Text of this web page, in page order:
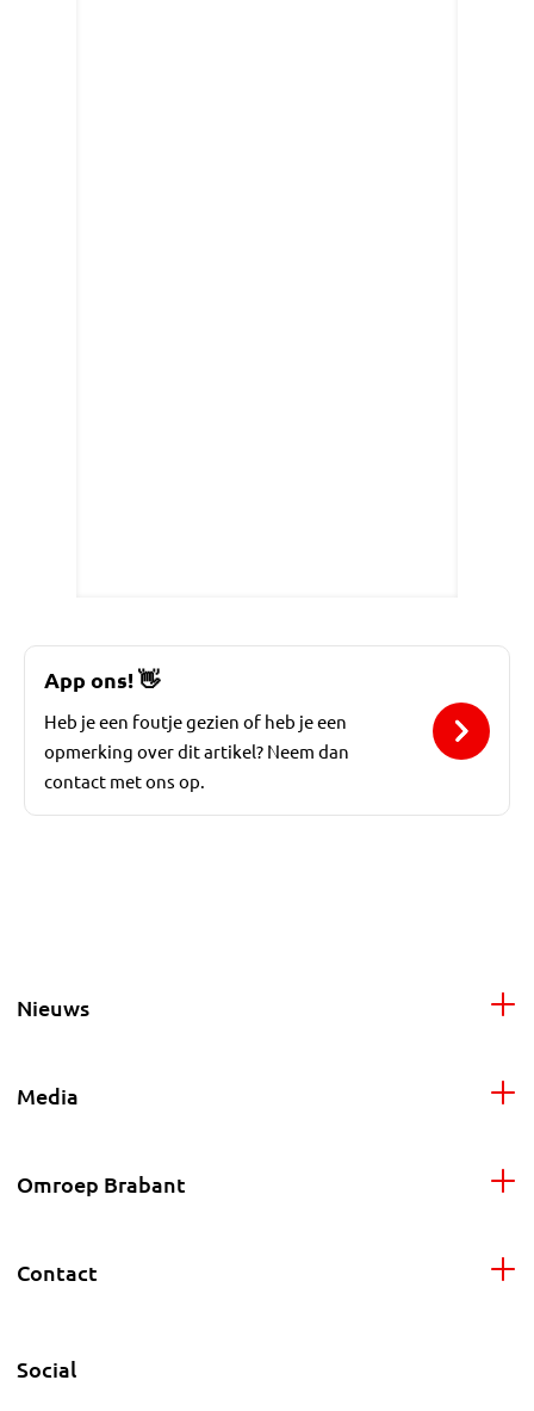
App ons!👋
Heb je een foutje gezien of heb je een
opmerking over dit artikel? Neem dan
contact met ons op.
Nieuws
Media
Omroep Brabant
Contact
Social